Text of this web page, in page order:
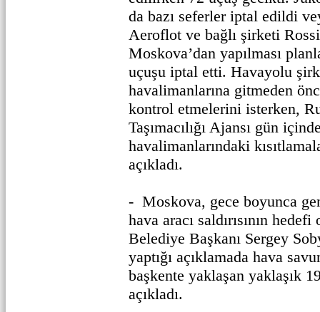
da bazı seferler iptal edildi
Aeroflot ve bağlı şirketi
Moskova’dan yapılması
uçuşu iptal etti. Havayolu
havalimanlarına gitmeden
kontrol etmelerini isterken,
Taşımacılığı Ajansı gün
havalimanlarındaki
açıkladı.
- Moskova, gece boyunca
hava aracı saldırısının
Belediye Başkanı Sergey
yaptığı açıklamada hava
başkente yaklaşan yaklaşık
açıkladı.